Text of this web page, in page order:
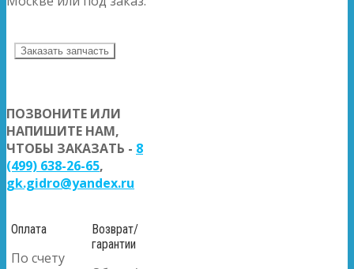
Заказать запчасть
ПОЗВОНИТЕ ИЛИ
НАПИШИТЕ НАМ,
ЧТОБЫ ЗАКАЗАТЬ - 8
(499) 638-26-65,
gk.gidro@yandex.ru
Оплата
По счету
Возврат/
гарантии